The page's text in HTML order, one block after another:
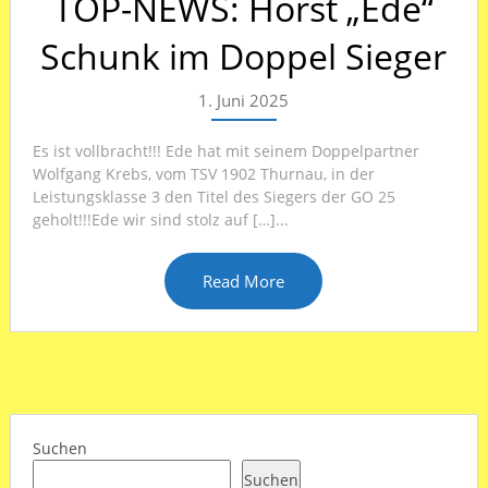
Schunk im Doppel Sieger
1. Juni 2025
Es ist vollbracht!!! Ede hat mit seinem Doppelpartner
Wolfgang Krebs, vom TSV 1902 Thurnau, in der
Leistungsklasse 3 den Titel des Siegers der GO 25
geholt!!!Ede wir sind stolz auf […]...
Read More
Suchen
Suchen